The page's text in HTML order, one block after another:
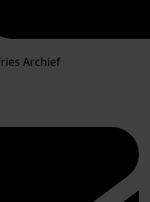
Archief